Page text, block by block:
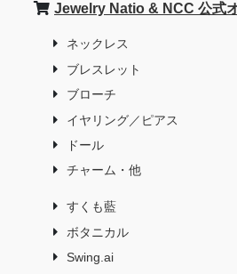
Jewelry Natio & NCC 公式
ネックレス
ブレスレット
ブローチ
イヤリング／ピアス
ドール
チャーム・他
すくも藍
ボタニカル
Swing.ai